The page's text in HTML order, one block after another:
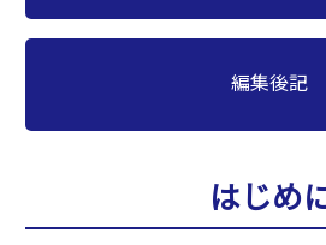
編集後記
はじめ